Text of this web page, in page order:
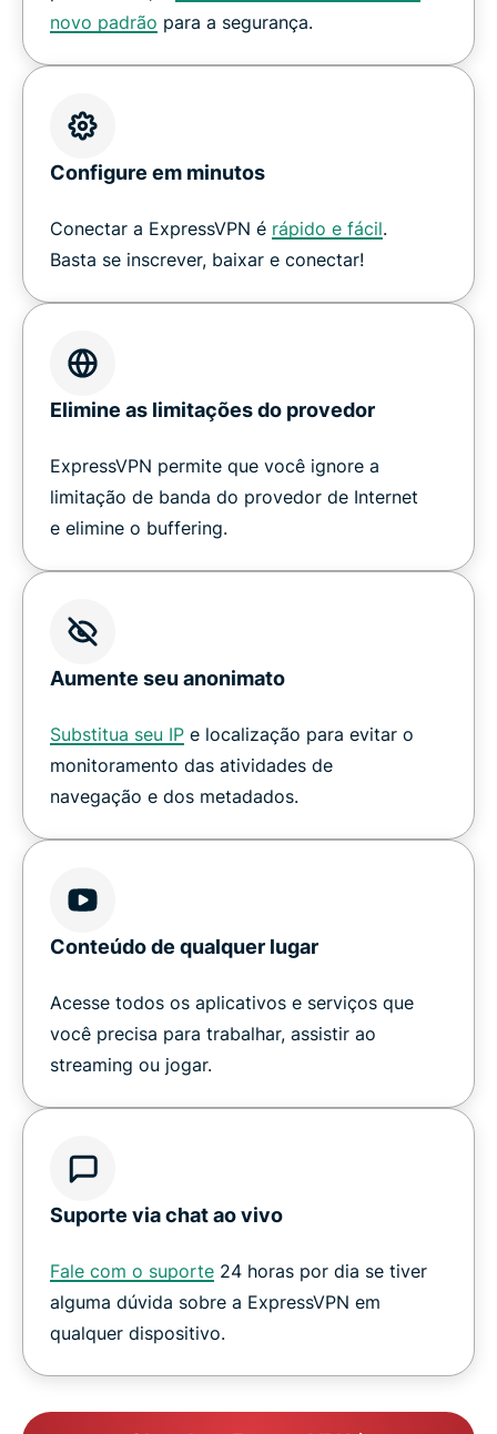
novo padrão para a segurança.
Configure em minutos
Conectar a ExpressVPN é rápido e fácil.
Basta se inscrever, baixar e conectar!
Elimine as limitações do provedor
ExpressVPN permite que você ignore a
limitação de banda do provedor de Internet
e elimine o buffering.
Aumente seu anonimato
Substitua seu IP e localização para evitar o
monitoramento das atividades de
navegação e dos metadados.
Conteúdo de qualquer lugar
Acesse todos os aplicativos e serviços que
você precisa para trabalhar, assistir ao
streaming ou jogar.
Suporte via chat ao vivo
Fale com o suporte 24 horas por dia se tiver
alguma dúvida sobre a ExpressVPN em
qualquer dispositivo.